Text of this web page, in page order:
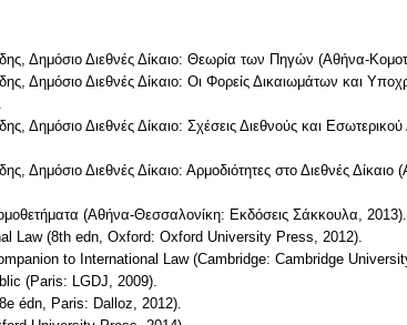
Δημόσιο Διεθνές Δίκαιο: Θεωρία των Πηγών (Αθήνα-
Δημόσιο Διεθνές Δίκαιο: Οι Φορείς Δικαιωμάτων και
Δημόσιο Διεθνές Δίκαιο: Σχέσεις Διεθνούς και
Δημόσιο Διεθνές Δίκαιο: Αρμοδιότητες στο Διεθνές
(Αθήνα-Θεσσαλονίκη: Εκδόσεις Σάκκουλα, 2013).
Law (8th edn, Oxford: Oxford University Press, 2012).
to International Law (Cambridge: Cambridge
(Paris: LGDJ, 2009).
édn, Paris: Dalloz, 2012).